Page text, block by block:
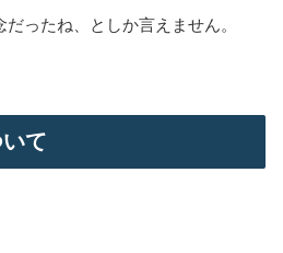
ったね、としか言えません。
て